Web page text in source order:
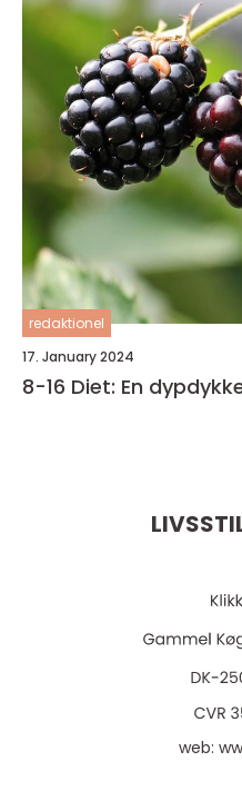
redaktionel
17. January 2024
8-16 Diet: En
web: